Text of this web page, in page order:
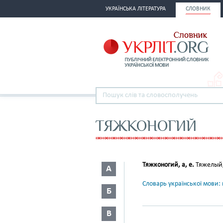
УКРАЇНСЬКА ЛІТЕРАТУРА СЛОВНИК
ТЯЖКОНОГИЙ
А
Б
В
Тяжконогий, а, е.
Словарь української